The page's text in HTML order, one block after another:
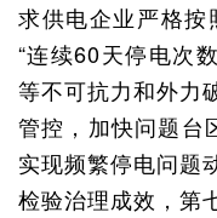
求供电企业严格按
“连续60天停电次
等不可抗力和外力
管控，加快问题台
实现频繁停电问题
检验治理成效，第